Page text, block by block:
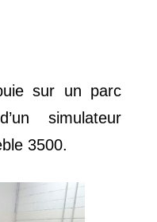
sur un parc
simulateur
3500.